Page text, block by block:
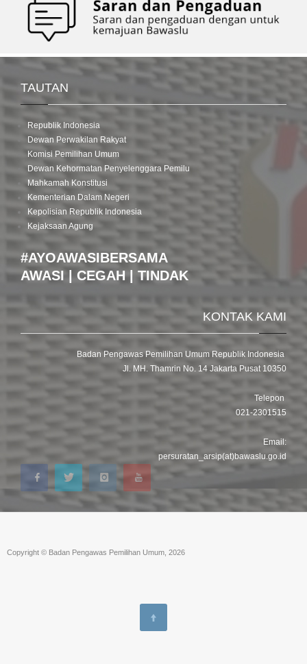
TAUTAN
Republik Indonesia
Dewan Perwakilan Rakyat
Komisi Pemilihan Umum
Dewan Kehormatan Penyelenggara Pemilu
Mahkamah Konstitusi
Kementerian Dalam Negeri
Kepolisian Republik Indonesia
Kejaksaan Agung
#AYOAWASIBERSAMA
AWASI | CEGAH | TINDAK
KONTAK KAMI
Badan Pengawas Pemilihan Umum Republik Indonesia
Jl. MH. Thamrin No. 14 Jakarta Pusat 10350
Telepon
021-2301515
Email:
persuratan_arsip(at)bawaslu.go.id
Copyright © Badan Pengawas Pemilihan Umum, 2026